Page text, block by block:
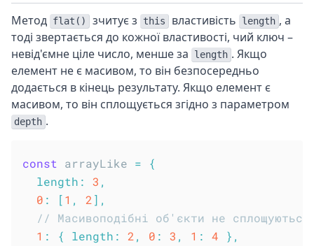
Метод flat() зчитує з this властивість length , а
тоді звертається до кожної властивості, чий ключ –
невід'ємне ціле число, менше за
length . Якщо
елемент не є масивом, то він безпосередньо
додається в кінець результату. Якщо елемент є
масивом, то він сплощується згідно з параметром
depth .
const arrayLike =
{
length : 3 ,
0 : [1 , 2 ] ,
// Масивоподібні об'єкти не сплощуються
1 : { length : 2 , 0 : 3 , 1 : 4 } ,